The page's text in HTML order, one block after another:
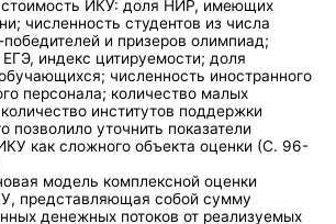
ИКУ: доля НИР, имеющих
численность студентов из числа
победителей и призеров олимпиад;
индекс цитируемости; доля
численность иностранного
персонала; количество малых
институтов поддержки
позволило уточнить показатели
как сложного объекта оценки (С. 96-
модель комплексной оценки
представляющая собой сумму
денежных потоков от реализуемых